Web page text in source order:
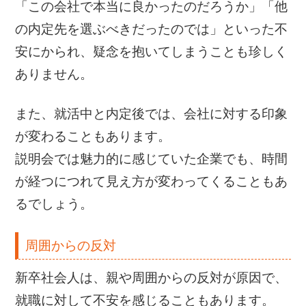
「この会社で本当に良かったのだろうか」「他
の内定先を選ぶべきだったのでは」といった不
安にかられ、疑念を抱いてしまうことも珍しく
ありません。
また、就活中と内定後では、会社に対する印象
が変わることもあります。
説明会では魅力的に感じていた企業でも、時間
が経つにつれて見え方が変わってくることもあ
るでしょう。
周囲からの反対
新卒社会人は、親や周囲からの反対が原因で、
就職に対して不安を感じることもあります。